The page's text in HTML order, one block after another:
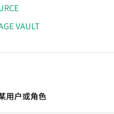
VAULT
用户或角色